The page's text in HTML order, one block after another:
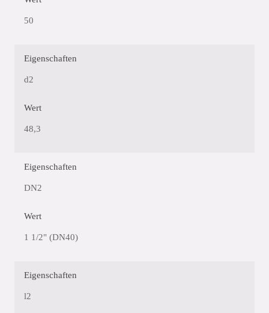
50
Eigenschaften
d2
Wert
48,3
Eigenschaften
DN2
Wert
1 1/2" (DN40)
Eigenschaften
l2